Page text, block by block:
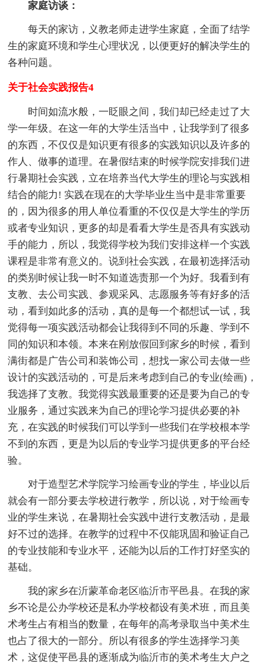
家庭访谈：
每天的家访，义教老师走进学生家庭，全面了结学
生的家庭环境和学生心理状况，以便更好的解决学生的
各种问题。
关于社会实践报告4
时间如流水般，一眨眼之间，我们却已经走过了大
学一年级。在这一年的大学生活当中，让我学到了很多
的东西，不仅仅是知识更有很多的实践知识以及许多的
作人、做事的道理。在暑假结束的时候学院安排我们进
行暑期社会实践，立在培养当代大学生的理论与实践相
结合的能力! 实践在现在的大学毕业生当中是非常重要
的，因为很多的用人单位看重的不仅仅是大学生的学历
或者专业知识，更多的却是看看大学生是否具有实践动
手的能力，所以，我觉得学校为我们安排这样一个实践
课程是非常有意义的。说到社会实践，在最初选择活动
的类别时候让我一时不知道选责那一个为好。我看到有
支教、去公司实践、参观采风、志愿服务等有好多的活
动，看到如此多的活动，真的是每一个都想试一试，我
觉得每一项实践活动都会让我得到不同的乐趣、学到不
同的知识和本领。本来在刚放假回到家乡的时候，看到
满街都是广告公司和装饰公司，想找一家公司去做一些
设计的实践活动的，可是后来考虑到自己的专业(绘画)，
我选择了支教。我觉得实践最重要的还是要为自己的专
业服务，通过实践来为自己的理论学习提供必要的补
充，在实践的时候我们可以学到一些我们在学校根本学
不到的东西，更是为以后的专业学习提供更多的平台经
验。
对于造型艺术学院学习绘画专业的学生，毕业以后
就会有一部分要去学校进行教学，所以说，对于绘画专
业的学生来说，在暑期社会实践中进行支教活动，是最
好不过的选择。在教学的过程中不仅能巩固和验证自己
的专业技能和专业水平，还能为以后的工作打好坚实的
基础。
我的家乡在沂蒙革命老区临沂市平邑县。在我的家
乡不论是公办学校还是私办学校都设有美术班，而且美
术考生占有相当的数量，在每年的高考录取当中美术生
也占了很大的一部分。所以有很多的学生选择学习美
术，这促使平邑县的逐渐成为临沂市的美术考生大户之